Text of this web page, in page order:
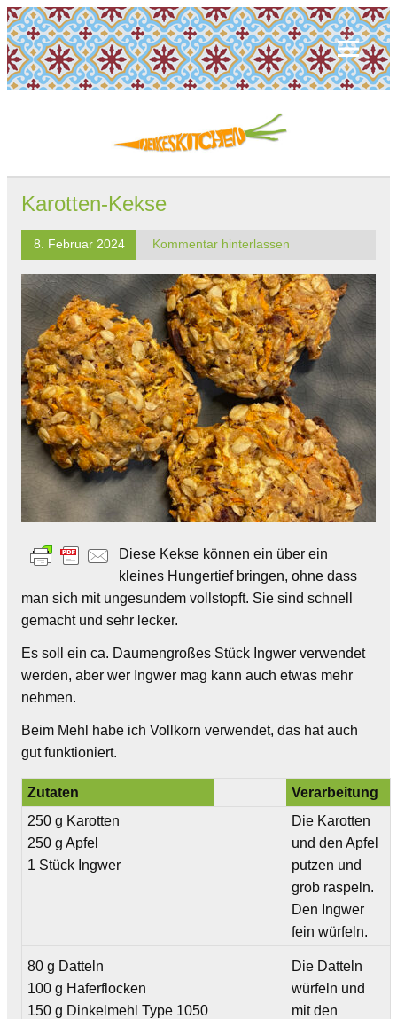
Karotten-Kekse
8. Februar 2024 Kommentar hinterlassen
Diese Kekse können ein über ein
kleines Hungertief bringen, ohne dass
man sich mit ungesundem vollstopft. Sie sind schnell
gemacht und sehr lecker.
Es soll ein ca. Daumengroßes Stück Ingwer verwendet
werden, aber wer Ingwer mag kann auch etwas mehr
nehmen.
Beim Mehl habe ich Vollkorn verwendet, das hat auch
gut funktioniert.
Zutaten
Verarbeitung
250 g Karotten
250 g Apfel
1 Stück Ingwer
Die Karotten
und den Apfel
putzen und
grob raspeln.
Den Ingwer
fein würfeln.
80 g Datteln
100 g Haferflocken
150 g Dinkelmehl Type 1050
Die Datteln
würfeln und
mit den